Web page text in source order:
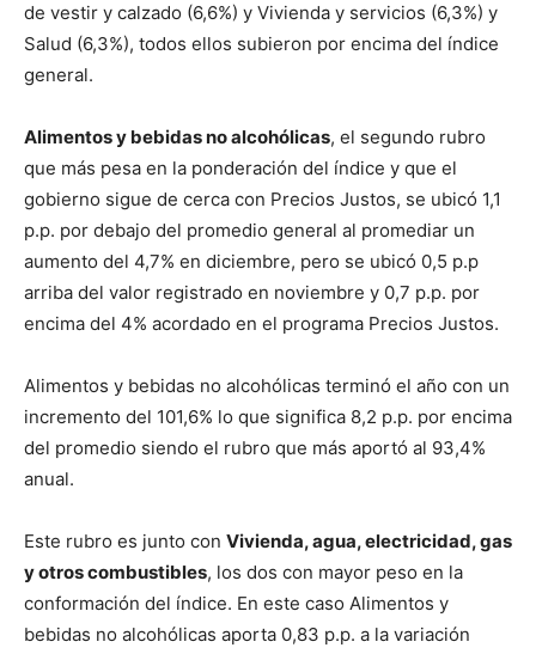
de vestir y calzado (6,6%) y Vivienda y servicios (6,3%) y
Salud (6,3%), todos ellos subieron por encima del índice
general.
Alimentos y bebidas no alcohólicas, el segundo rubro
que más pesa en la ponderación del índice y que el
gobierno sigue de cerca con Precios Justos, se ubicó 1,1
p.p. por debajo del promedio general al promediar un
aumento del 4,7% en diciembre, pero se ubicó 0,5 p.p
arriba del valor registrado en noviembre y 0,7 p.p. por
encima del 4% acordado en el programa Precios Justos.
Alimentos y bebidas no alcohólicas terminó el año con un
incremento del 101,6% lo que significa 8,2 p.p. por encima
del promedio siendo el rubro que más aportó al 93,4%
anual.
Este rubro es junto con Vivienda, agua, electricidad, gas
y otros combustibles, los dos con mayor peso en la
conformación del índice. En este caso Alimentos y
bebidas no alcohólicas aporta 0,83 p.p. a la variación